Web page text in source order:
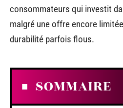
consommateurs qui investit
malgré une offre encore
durabilité parfois flous.
SOMMAIRE